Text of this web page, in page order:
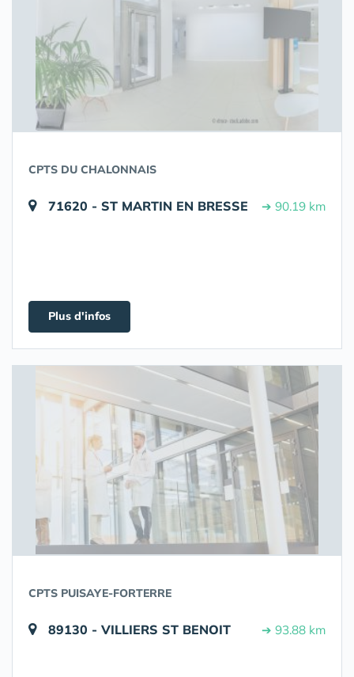
CPTS DU CHALONNAIS
71620 - ST MARTIN EN BRESSE ➔ 90.19 km
Plus d'infos
CPTS PUISAYE-FORTERRE
89130 - VILLIERS ST BENOIT ➔ 93.88 km